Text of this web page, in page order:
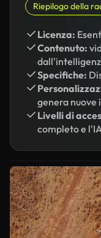
Riepilogo della
Licenza:
Contenuto:
Specifiche:
genera nuove
Livelli di
completo e